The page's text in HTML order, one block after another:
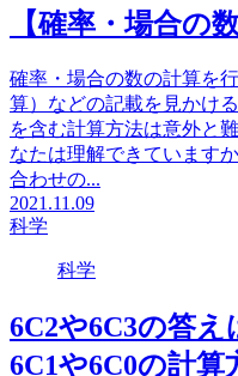
【確率・場合の
確率・場合の数の計算を
算）などの記載を見かけ
を含む計算方法は意外と
なたは理解できています
合わせの...
2021.11.09
科学
科学
6C2や6C3の答え
6C1や6C0の計算